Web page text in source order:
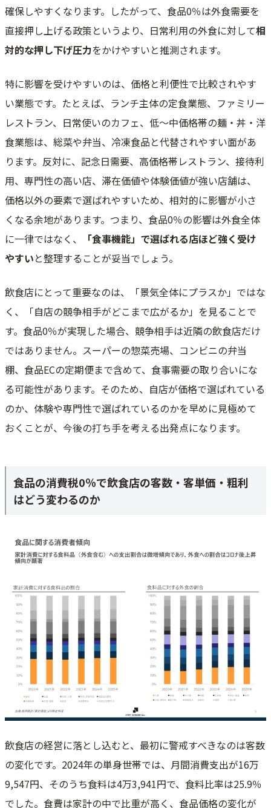
確保しやすくなります。したがって、食品0％は外食需要を
直接押し上げる政策というより、日常利用の外食に対して相
対的な押し下げ圧力をかけやすいと推測されます。
特に影響を受けやすいのは、価格と利便性で比較されやす
い業態です。たとえば、ランチ主体の定食業態、ファミリー
レストラン、日常使いのカフェ、低〜中価格帯の麺・丼・洋
食業態は、総菜や弁当、冷凍食品と代替されやすい面があ
ります。反対に、記念日需要、高価格帯レストラン、接待利
用、専門性の高い店、滞在価値や体験価値が強い店舗は、
価格以外の要素で選ばれやすいため、相対的に影響が小さ
くなる余地があります。つまり、食品0％の影響は外食全体
に一律ではなく、
「食事機能」で選ばれる店ほど強く受け
やすいと整理することが妥当でしょう。
飲食店にとって重要なのは、「景気全体にプラスか」ではな
く、「自店の競争相手がどこまで広がるか」を見ることで
す。食品0％が実現した場合、競争相手は近隣の飲食店だけ
ではありません。スーパーの惣菜売場、コンビニの弁当
棚、食品ECの定期便まで含めて、食事需要の取り合いにな
る可能性があります。そのため、自店が価格で選ばれている
のか、体験や専門性で選ばれているのかを早めに見極めて
おくことが、今後の打ち手を考える出発点になります。
食品の消費税0％で飲食店の客数・客単価・粗利
はどう変わるのか
飲食店の経営に落とし込むと、最初に警戒すべきなのは客数
の変化です。2024年の単身世帯では、月間消費支出が16万
9,547円、そのうち食料は4万3,941円で、食料比率は25.9％
でした。食費は家計の中で比重が高く、食品価格の変化が